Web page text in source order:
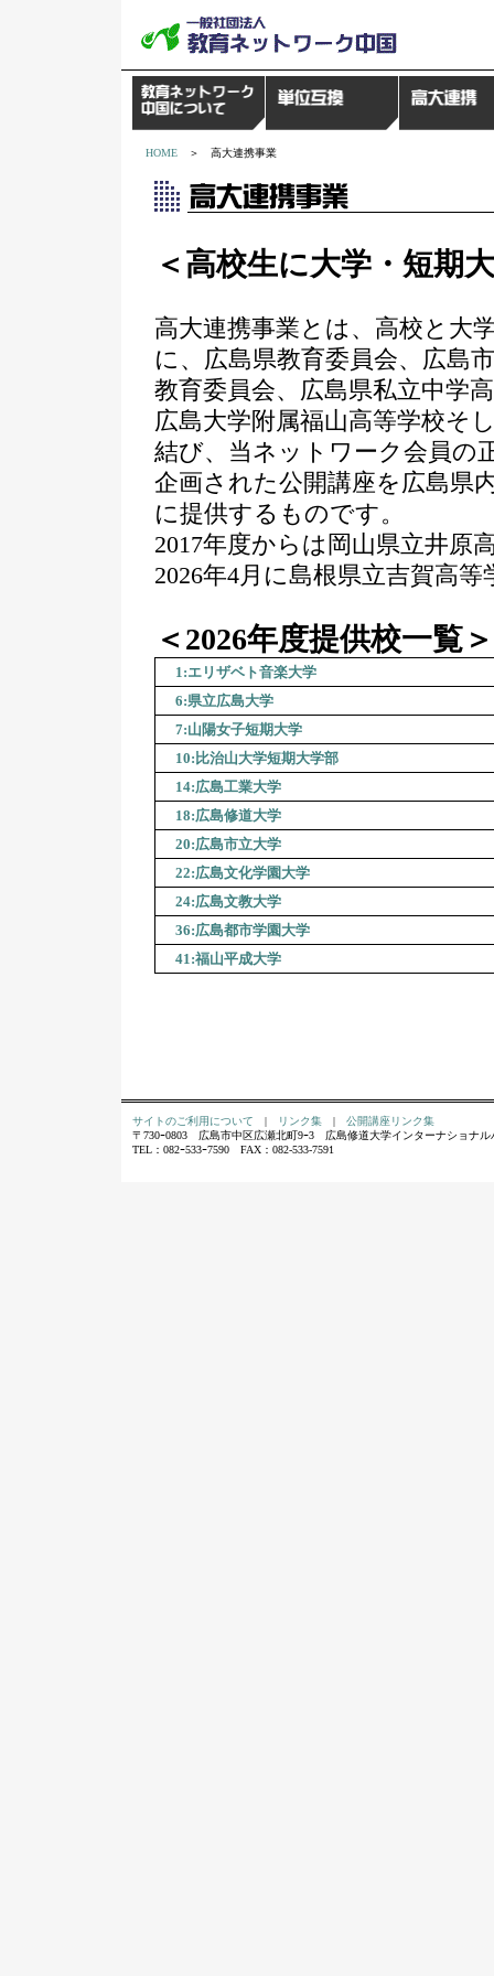
HOME ＞ 高大連携事業
＜高校生に大学・短期
高大連携事業とは、高校と大
に、広島県教育委員会、広島
教育委員会、広島県私立中学
広島大学附属福山高等学校そ
結び、当ネットワーク会員の
企画された公開講座を広島県
に提供するものです。
2017年度からは岡山県立井原
2026年4月に島根県立吉賀高
＜2026年度提供校一覧＞
1:エリザベト音楽大学
6:県立広島大学
7:山陽女子短期大学
10:比治山大学短期大学部
14:広島工業大学
18:広島修道大学
20:広島市立大学
22:広島文化学園大学
24:広島文教大学
36:広島都市学園大学
41:福山平成大学
サイトのご利用について | リンク集 | 公開講座リンク集
〒730ｰ0803 広島市中区広瀬北町9ｰ3 広島修道大学インターナショナル
TEL：082ｰ533ｰ7590 FAX：082-533-7591